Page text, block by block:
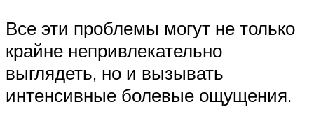
Все эти проблемы могут не только
крайне непривлекательно
выглядеть, но и вызывать
интенсивные болевые ощущения.